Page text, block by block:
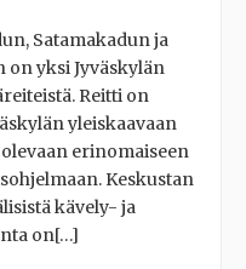
Satamakadun ja
on yksi Jyväskylän
Reitti on
yleiskaavaan
erinomaiseen
Keskustan
kävely- ja
on[…]